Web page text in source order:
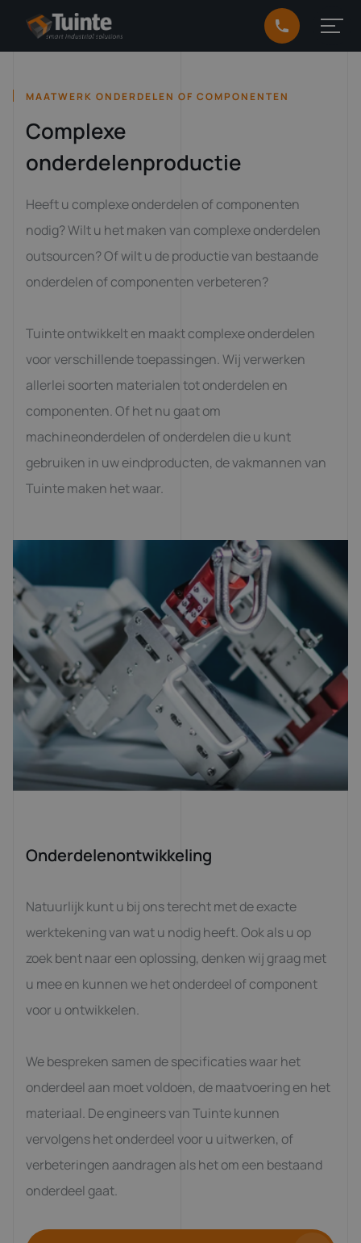
MAATWERK ONDERDELEN OF COMPONENTEN
Complexe
onderdelenproductie
Heeft u complexe onderdelen of componenten
nodig? Wilt u het maken van complexe onderdelen
outsourcen? Of wilt u de productie van bestaande
onderdelen of componenten verbeteren?
Tuinte ontwikkelt en maakt complexe onderdelen
voor verschillende toepassingen. Wij verwerken
allerlei soorten materialen tot onderdelen en
componenten. Of het nu gaat om
machineonderdelen of onderdelen die u kunt
gebruiken in uw eindproducten, de vakmannen van
Tuinte maken het waar.
Onderdelenontwikkeling
Natuurlijk kunt u bij ons terecht met de exacte
werktekening van wat u nodig heeft. Ook als u op
zoek bent naar een oplossing, denken wij graag met
u mee en kunnen we het onderdeel of component
voor u ontwikkelen.
We bespreken samen de specificaties waar het
onderdeel aan moet voldoen, de maatvoering en het
materiaal. De engineers van Tuinte kunnen
vervolgens het onderdeel voor u uitwerken, of
verbeteringen aandragen als het om een bestaand
onderdeel gaat.